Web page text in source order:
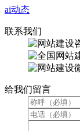
ai动态
联系我们
给我们留言